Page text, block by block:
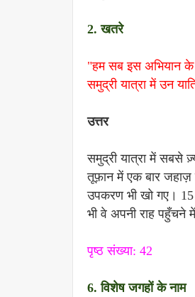
2. खतरे
"हम सब इस अभियान
समुद्री यात्रा में उन
उत्तर
समुद्री यात्रा में सबसे
तूफ़ान में एक बार जहाज़
उपकरण भी खो गए। 15
भी वे अपनी राह पहुँचने
पृष्ठ संख्या: 42
6. विशेष जगहों के नाम